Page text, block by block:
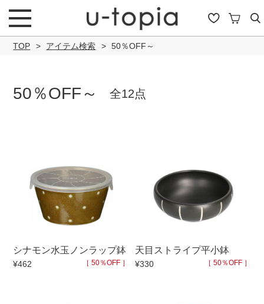
こだわり条件で絞り込み
キーワード
通常商品 セール商品 OUTLET
TOP アイテム検索 50％OFF～
50％OFF～ 全12点
シナモン水玉ノンラップ鉢
¥462 ［ 50％OFF ］
天目ストライプ平小鉢
¥330 ［ 50％OFF ］